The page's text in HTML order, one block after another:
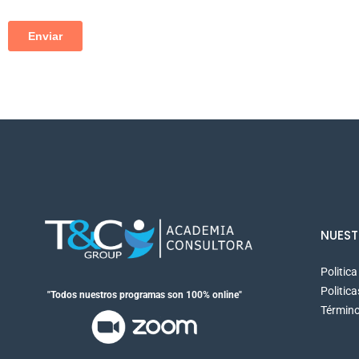
"Todos nuestros programas son 100% online"
Politica